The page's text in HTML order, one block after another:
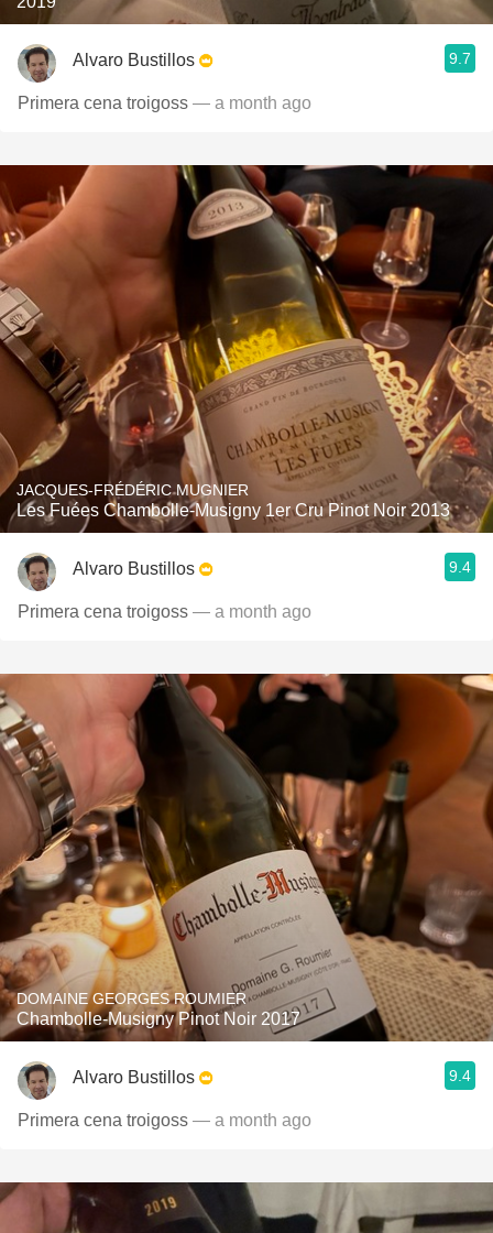
Alvaro Bustillos 9.7
Primera cena troigoss — a month ago
JACQUES-FRÉDÉRIC MUGNIER
Les Fuées Chambolle-Musigny 1er Cru Pinot Noir 2013
Alvaro Bustillos 9.4
Primera cena troigoss — a month ago
DOMAINE GEORGES ROUMIER
Chambolle-Musigny Pinot Noir 2017
Alvaro Bustillos 9.4
Primera cena troigoss — a month ago